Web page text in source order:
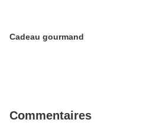
Cadeau gourmand
Commentaires